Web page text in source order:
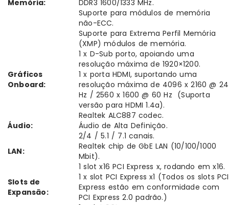
Memória:
DDR3 1600/1333 MHz.
Suporte para módulos de memória
não-ECC.
Suporte para Extrema Perfil Memória
(XMP) módulos de memória.
Gráficos
Onboard:
1 x D-Sub porto, apoiando uma
resolução máxima de 1920×1200.
1 x porta HDMI, suportando uma
resolução máxima de 4096 x 2160 @ 24
Hz / 2560 x 1600 @ 60 Hz (Suporta
versão para HDMI 1.4a).
Áudio:
Realtek ALC887 codec.
Áudio de Alta Definição.
2/4 / 5.1 / 7.1 canais.
LAN:
Realtek chip de GbE LAN (10/100/1000
Mbit).
Slots de
Expansão:
1 slot x16 PCI Express x, rodando em x16.
1 x slot PCI Express x1 (Todos os slots PCI
Express estão em conformidade com
PCI Express 2.0 padrão.)